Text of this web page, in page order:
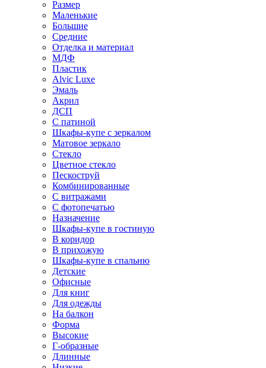
Размер
Маленькие
Большие
Средние
Отделка и материал
МДФ
Пластик
Alvic Luxe
Эмаль
Акрил
ДСП
С патиной
Шкафы-купе с зеркалом
Матовое зеркало
Стекло
Цветное стекло
Пескоструй
Комбинированные
С витражами
С фотопечатью
Назначение
Шкафы-купе в гостиную
В коридор
В прихожую
Шкафы-купе в спальню
Детские
Офисные
Для книг
Для одежды
На балкон
Форма
Высокие
Г-образные
Длинные